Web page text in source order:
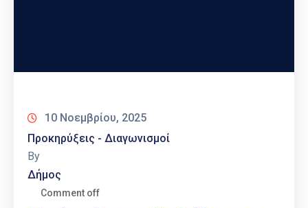
10 Νοεμβρίου, 2025
Προκηρύξεις - Διαγωνισμοί
By
Δήμος
Comment off